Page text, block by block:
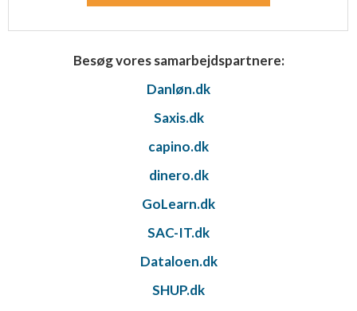
Besøg vores samarbejdspartnere:
Danløn.dk
Saxis.dk
capino.dk
dinero.dk
GoLearn.dk
SAC-IT.dk
Dataloen.dk
SHUP.dk